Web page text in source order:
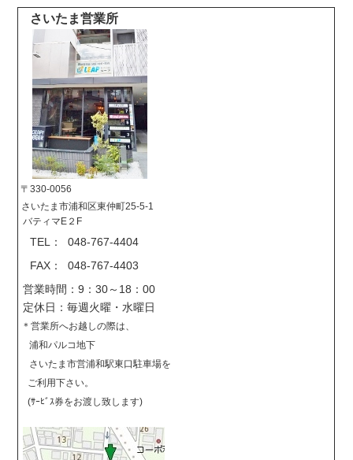
さいたま営業所
〒330-0056
さいたま市浦和区東仲町25-5-1
バティマE２F
TEL： 048-767-4404
FAX： 048-767-4403
営業時間：9：30～18：00
定休日：毎週火曜・水曜日
＊営業所へお越しの際は、
浦和パルコ地下
さいたま市営浦和駅東口駐車場を
ご利用下さい。
(ｻｰﾋﾞｽ券をお渡し致します)